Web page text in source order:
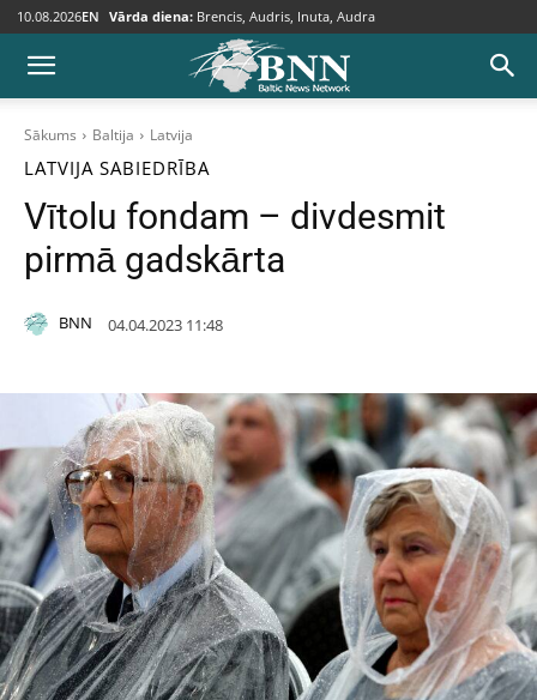
10.08.2026EN Vārda diena: Brencis, Audris, Inuta, Audra
Sākums Baltija Latvija
LATVIJA SABIEDRĪBA
Vītolu fondam – divdesmit
pirmā gadskārta
BNN 04.04.2023 11:48